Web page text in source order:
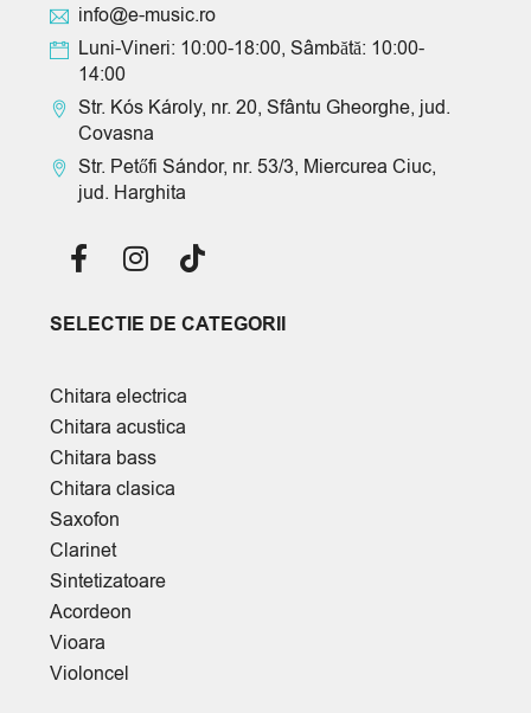
info@e-music.ro
Luni-Vineri: 10:00-18:00, Sâmbătă: 10:00-
14:00
Str. Kós Károly, nr. 20, Sfântu Gheorghe, jud.
Covasna
Str. Petőfi Sándor, nr. 53/3, Miercurea Ciuc,
jud. Harghita
SELECTIE DE CATEGORII
Chitara electrica
Chitara acustica
Chitara bass
Chitara clasica
Saxofon
Clarinet
Sintetizatoare
Acordeon
Vioara
Violoncel